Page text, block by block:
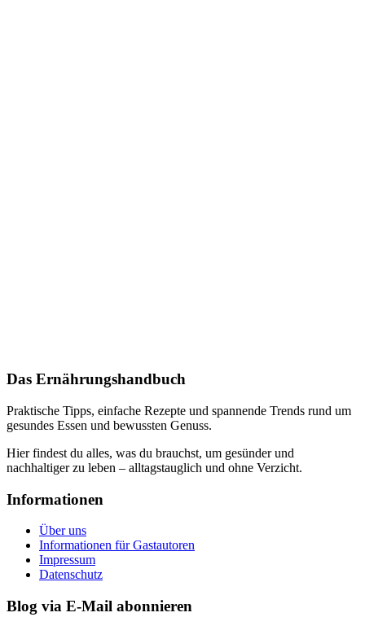
Das Ernährungshandbuch
Praktische Tipps, einfache Rezepte und spannende Trends rund um
gesundes Essen und bewussten Genuss.
Hier findest du alles, was du brauchst, um gesünder und
nachhaltiger zu leben – alltagstauglich und ohne Verzicht.
Informationen
Über uns
Informationen für Gastautoren
Impressum
Datenschutz
Blog via E-Mail abonnieren